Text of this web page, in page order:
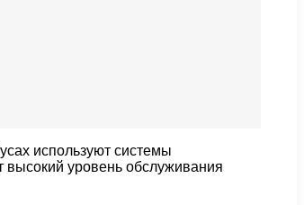
используют системы
высокий уровень обслуживания